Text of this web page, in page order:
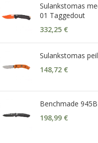
Sulankstomas
01 Taggedout
332,25 €
Sulankstomas
148,72 €
Benchmade
198,99 €